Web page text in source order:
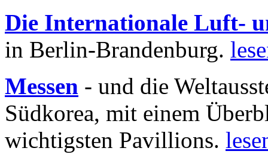
Die Internationale Luft-
in Berlin-Brandenburg.
Messen - und die
Südkorea, mit einem
wichtigsten Pavillions.